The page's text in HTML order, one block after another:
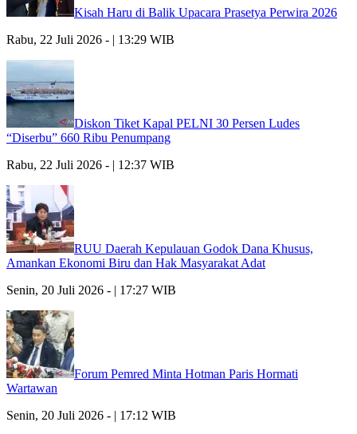
Kisah Haru di Balik Upacara Prasetya Perwira 2026
Rabu, 22 Juli 2026 - | 13:29 WIB
Diskon Tiket Kapal PELNI 30 Persen Ludes
“Diserbu” 660 Ribu Penumpang
Rabu, 22 Juli 2026 - | 12:37 WIB
RUU Daerah Kepulauan Godok Dana Khusus,
Amankan Ekonomi Biru dan Hak Masyarakat Adat
Senin, 20 Juli 2026 - | 17:27 WIB
Forum Pemred Minta Hotman Paris Hormati
Wartawan
Senin, 20 Juli 2026 - | 17:12 WIB